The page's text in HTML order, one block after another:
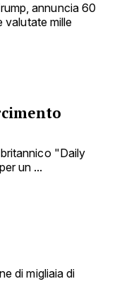
annuncia 60
valutate mille
"Daily
un ...
di migliaia di